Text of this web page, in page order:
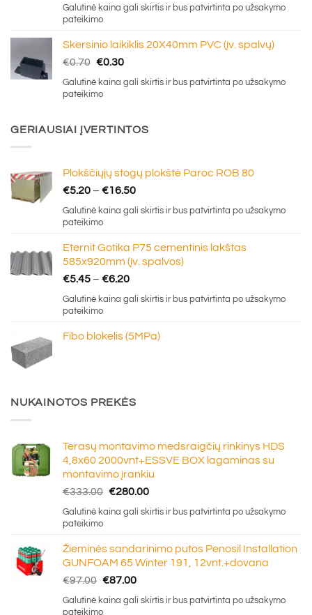
Galutinė kaina gali skirtis ir bus patvirtinta po užsakymo
pateikimo
Skersinio laikiklis 20X40mm PVC (įv. spalvų)
€0.70 Original
price
was:
€0.30Current
price
is:
Galutinė kaina gali skirtis ir bus patvirtinta po užsakymo
pateikimo
GERIAUSIAI ĮVERTINTOS
Plokščiųjų stogų plokštė Paroc ROB 80
€5.20 – €16.50Price
range:
€16.50
Galutinė kaina gali skirtis ir bus patvirtinta po užsakymo
pateikimo
Eternit Gotika P75 cementinis lakštas
585x920mm (įv. spalvos)
€5.45 – €6.20Price
range:
€6.20
Galutinė kaina gali skirtis ir bus patvirtinta po užsakymo
pateikimo
Fibo blokelis (5MPa)
NUKAINOTOS PREKĖS
Terasų montavimo medsraigčių rinkinys HDS
4,8x60 2000vnt+ESSVE BOX lagaminas su
montavimo įrankiu
€333.00 Original
price
was:
€280.00Current
price
Galutinė kaina gali skirtis ir bus patvirtinta po užsakymo
pateikimo
Žieminės sandarinimo putos Penosil Installation
GUNFOAM 65 Winter 191, 12vnt.+dovana
€97.00 Original
price
was:
€87.00Current
price
Galutinė kaina gali skirtis ir bus patvirtinta po užsakymo
pateikimo